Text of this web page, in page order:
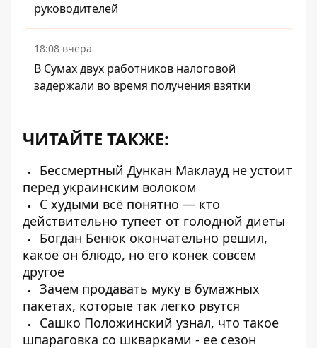
руководителей
18:08 вчера
В Сумах двух работников налоговой
задержали во время получения взятки
ЧИТАЙТЕ ТАКЖЕ:
Бессмертный Дункан Маклауд не устоит
перед украинским волоком
С худыми всё понятно — кто
действительно тупеет от голодной диеты
Богдан Бенюк окончательно решил,
какое он блюдо, но его конек совсем
другое
Зачем продавать муку в бумажных
пакетах, которые так легко рвутся
Сашко Положинский узнал, что такое
шпараговка со шкварками - ее сезон